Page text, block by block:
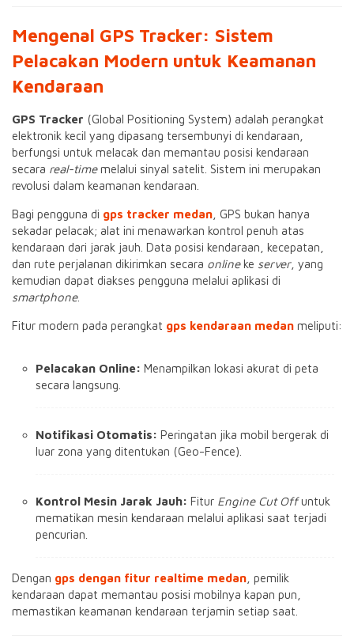
Mengenal GPS Tracker: Sistem
Pelacakan Modern untuk Keamanan
Kendaraan
GPS Tracker (Global Positioning System) adalah perangkat
elektronik kecil yang dipasang tersembunyi di kendaraan,
berfungsi untuk melacak dan memantau posisi kendaraan
secara real-timemelalui sinyal satelit. Sistem ini merupakan
revolusi dalam keamanan kendaraan.
Bagi pengguna di gps tracker medan , GPS bukan hanya
sekadar pelacak; alat ini menawarkan kontrol penuh atas
kendaraan dari jarak jauh. Data posisi kendaraan, kecepatan,
dan rute perjalanan dikirimkan secara onlineke server, yang
kemudian dapat diakses pengguna melalui aplikasi di
smartphone.
Fitur modern pada perangkat gps kendaraan medan meliputi:
Pelacakan Online: Menampilkan lokasi akurat di peta
secara langsung.
Notifikasi Otomatis: Peringatan jika mobil bergerak di
luar zona yang ditentukan (Geo-Fence).
Kontrol Mesin Jarak Jauh: Fitur Engine Cut Offuntuk
mematikan mesin kendaraan melalui aplikasi saat terjadi
pencurian.
Dengan gps dengan fitur realtime medan , pemilik
kendaraan dapat memantau posisi mobilnya kapan pun,
memastikan keamanan kendaraan terjamin setiap saat.